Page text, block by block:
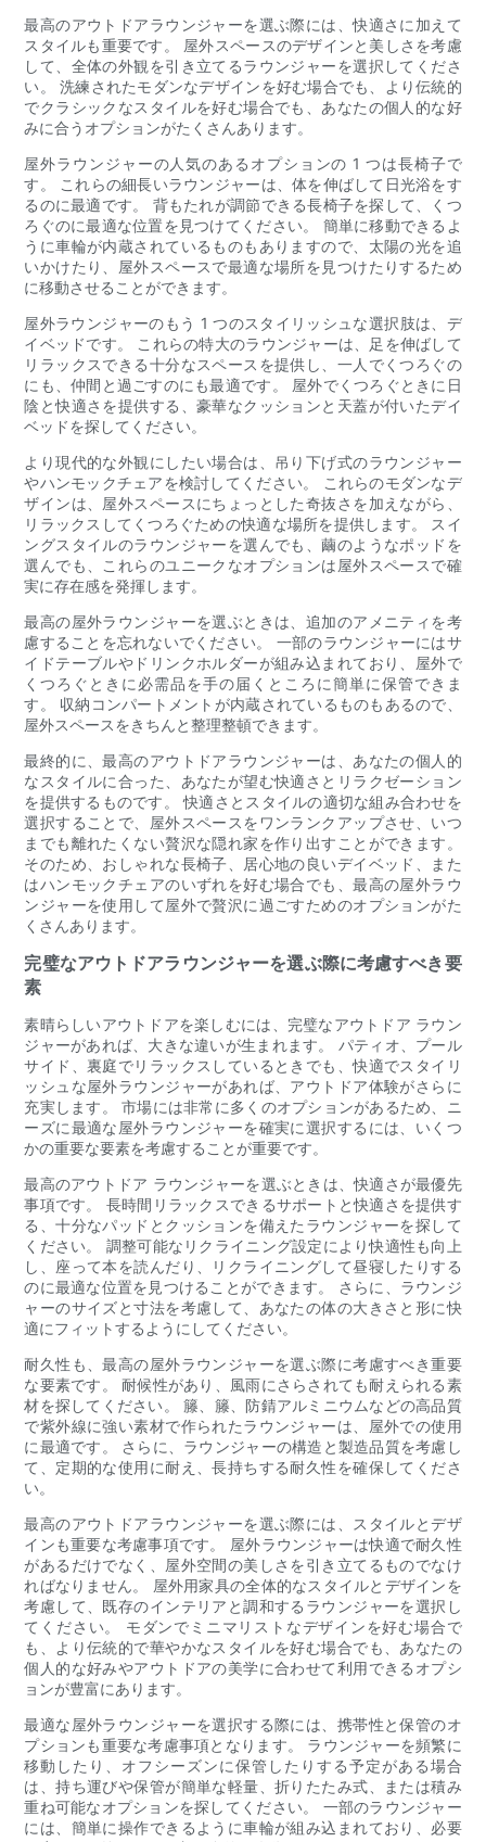
最高のアウトドアラウンジャーを選ぶ際には、快適さに加えて
スタイルも重要です。 屋外スペースのデザインと美しさを考慮
して、全体の外観を引き立てるラウンジャーを選択してくださ
い。 洗練されたモダンなデザインを好む場合でも、より伝統的
でクラシックなスタイルを好む場合でも、あなたの個人的な好
みに合うオプションがたくさんあります。
屋外ラウンジャーの人気のあるオプションの 1 つは長椅子で
す。 これらの細長いラウンジャーは、体を伸ばして日光浴をす
るのに最適です。 背もたれが調節できる長椅子を探して、くつ
ろぐのに最適な位置を見つけてください。 簡単に移動できるよ
うに車輪が内蔵されているものもありますので、太陽の光を追
いかけたり、屋外スペースで最適な場所を見つけたりするため
に移動させることができます。
屋外ラウンジャーのもう 1 つのスタイリッシュな選択肢は、デ
イベッドです。 これらの特大のラウンジャーは、足を伸ばして
リラックスできる十分なスペースを提供し、一人でくつろぐの
にも、仲間と過ごすのにも最適です。 屋外でくつろぐときに日
陰と快適さを提供する、豪華なクッションと天蓋が付いたデイ
ベッドを探してください。
より現代的な外観にしたい場合は、吊り下げ式のラウンジャー
やハンモックチェアを検討してください。 これらのモダンなデ
ザインは、屋外スペースにちょっとした奇抜さを加えながら、
リラックスしてくつろぐための快適な場所を提供します。 スイ
ングスタイルのラウンジャーを選んでも、繭のようなポッドを
選んでも、これらのユニークなオプションは屋外スペースで確
実に存在感を発揮します。
最高の屋外ラウンジャーを選ぶときは、追加のアメニティを考
慮することを忘れないでください。 一部のラウンジャーにはサ
イドテーブルやドリンクホルダーが組み込まれており、屋外で
くつろぐときに必需品を手の届くところに簡単に保管できま
す。 収納コンパートメントが内蔵されているものもあるので、
屋外スペースをきちんと整理整頓できます。
最終的に、最高のアウトドアラウンジャーは、あなたの個人的
なスタイルに合った、あなたが望む快適さとリラクゼーション
を提供するものです。 快適さとスタイルの適切な組み合わせを
選択することで、屋外スペースをワンランクアップさせ、いつ
までも離れたくない贅沢な隠れ家を作り出すことができます。
そのため、おしゃれな長椅子、居心地の良いデイベッド、また
はハンモックチェアのいずれを好む場合でも、最高の屋外ラウ
ンジャーを使用して屋外で贅沢に過ごすためのオプションがた
くさんあります。
完璧なアウトドアラウンジャーを選ぶ際に考慮すべき要
素
素晴らしいアウトドアを楽しむには、完璧なアウトドア ラウン
ジャーがあれば、大きな違いが生まれます。 パティオ、プール
サイド、裏庭でリラックスしているときでも、快適でスタイリ
ッシュな屋外ラウンジャーがあれば、アウトドア体験がさらに
充実します。 市場には非常に多くのオプションがあるため、ニ
ーズに最適な屋外ラウンジャーを確実に選択するには、いくつ
かの重要な要素を考慮することが重要です。
最高のアウトドア ラウンジャーを選ぶときは、快適さが最優先
事項です。 長時間リラックスできるサポートと快適さを提供す
る、十分なパッドとクッションを備えたラウンジャーを探して
ください。 調整可能なリクライニング設定により快適性も向上
し、座って本を読んだり、リクライニングして昼寝したりする
のに最適な位置を見つけることができます。 さらに、ラウンジ
ャーのサイズと寸法を考慮して、あなたの体の大きさと形に快
適にフィットするようにしてください。
耐久性も、最高の屋外ラウンジャーを選ぶ際に考慮すべき重要
な要素です。 耐候性があり、風雨にさらされても耐えられる素
材を探してください。 籐、籐、防錆アルミニウムなどの高品質
で紫外線に強い素材で作られたラウンジャーは、屋外での使用
に最適です。 さらに、ラウンジャーの構造と製造品質を考慮し
て、定期的な使用に耐え、長持ちする耐久性を確保してくださ
い。
最高のアウトドアラウンジャーを選ぶ際には、スタイルとデザ
インも重要な考慮事項です。 屋外ラウンジャーは快適で耐久性
があるだけでなく、屋外空間の美しさを引き立てるものでなけ
ればなりません。 屋外用家具の全体的なスタイルとデザインを
考慮して、既存のインテリアと調和するラウンジャーを選択し
てください。 モダンでミニマリストなデザインを好む場合で
も、より伝統的で華やかなスタイルを好む場合でも、あなたの
個人的な好みやアウトドアの美学に合わせて利用できるオプシ
ョンが豊富にあります。
最適な屋外ラウンジャーを選択する際には、携帯性と保管のオ
プションも重要な考慮事項となります。 ラウンジャーを頻繁に
移動したり、オフシーズンに保管したりする予定がある場合
は、持ち運びや保管が簡単な軽量、折りたたみ式、または積み
重ね可能なオプションを探してください。 一部のラウンジャー
には、簡単に操作できるように車輪が組み込まれており、必要